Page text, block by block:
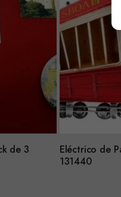
de 3
Eléctrico de
131440
Encomendar